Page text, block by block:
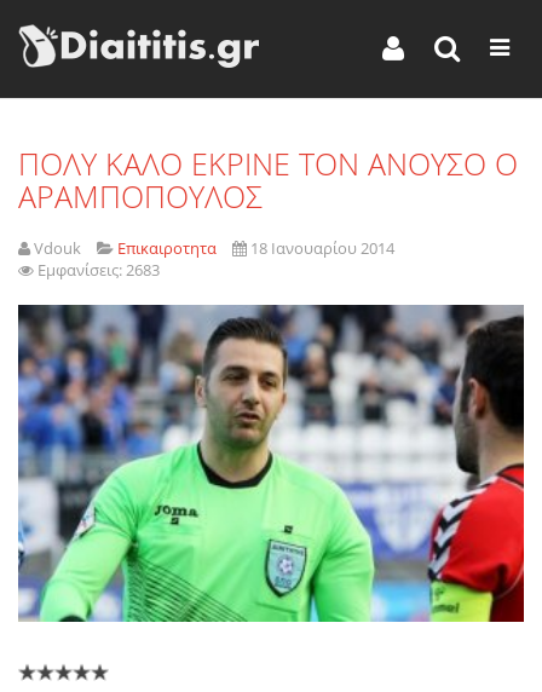
ΠΟΛΥ ΚΑΛΟ ΕΚΡΙΝΕ ΤΟΝ ΑΝΟΥΣΟ Ο
ΑΡΑΜΠΟΠΟΥΛΟΣ
Vdouk Επικαιροτητα
18 Ιανουαρίου 2014
Εμφανίσεις: 2683